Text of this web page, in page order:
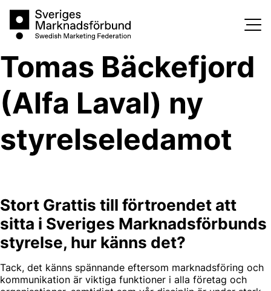
content
Sveriges Marknadsförbund
Tomas Bäckefjord
(Alfa Laval) ny
styrelseledamot
Stort Grattis till förtroendet att
sitta i Sveriges Marknadsförbunds
styrelse, hur känns det?
Tack, det känns spännande eftersom marknadsföring och
kommunikation är viktiga funktioner i alla företag och